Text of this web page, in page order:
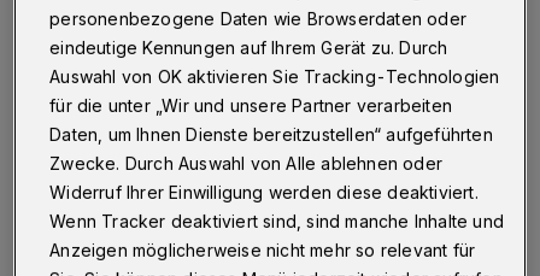
Wuppertal
Mit einer „Gum-Wall“, einer DIN-A3-
Tafel, auf die benutzte Kaugummis geklebt werden
können, haben AWG und ESW versucht, Passanten am
Döppersberg dafür zu sensibilisieren, Kaugummis nicht
auf den Boden zu spucken.
13.07.2019 , 11:00 Uhr Eine Minute Lesezeit
personenbezogene Daten wie Browserdaten oder
eindeutige Kennungen auf Ihrem Gerät zu. Durch
Auswahl von OK aktivieren Sie Tracking-Technologien
für die unter „Wir und unsere Partner verarbeiten
Daten, um Ihnen Dienste bereitzustellen“ aufgeführten
Zwecke. Durch Auswahl von Alle ablehnen oder
Widerruf Ihrer Einwilligung werden diese deaktiviert.
Wenn Tracker deaktiviert sind, sind manche Inhalte und
Anzeigen möglicherweise nicht mehr so relevant für